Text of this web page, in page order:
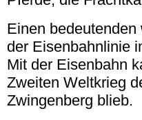
Einen
der Eisenbahnlinie
Mit der Eisenbahn
Zweiten Weltkrieg
Zwingenberg blieb.